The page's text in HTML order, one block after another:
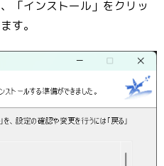
「インストール」をクリッ
す。